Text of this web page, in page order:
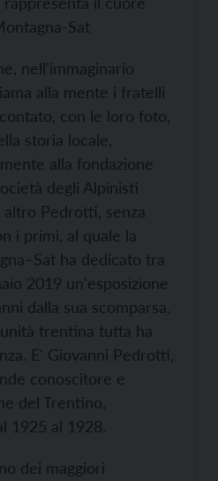
Sat
nell'immaginario
alla mente i fratelli
con le loro foto,
storia locale,
alla fondazione
degli Alpinisti
Pedrotti, senza
i primi, al quale la
ha dedicato tra
2019 un'esposizione
dalla sua scomparsa,
trentina tutta ha
E' Giovanni Pedrotti,
conoscitore e
del Trentino,
1925 al 1928.
dei maggiori